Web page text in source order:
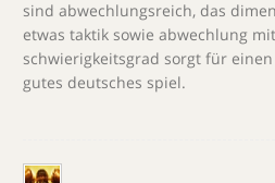
sind abwechlungsreich, das
etwas taktik sowie abwechlung
schwierigkeitsgrad sorgt für
gutes deutsches spiel.